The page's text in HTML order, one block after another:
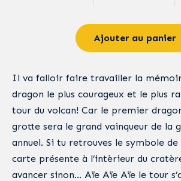
Ajouter au panier
Il va falloir faire travailler la
dragon le plus courageux et le plus
tour du volcan! Car le premier
grotte sera le grand vainqueur de la
annuel. Si tu retrouves le symbole
carte présente à l’intèrieur du
avancer sinon… Aïe Aïe Aïe le tour